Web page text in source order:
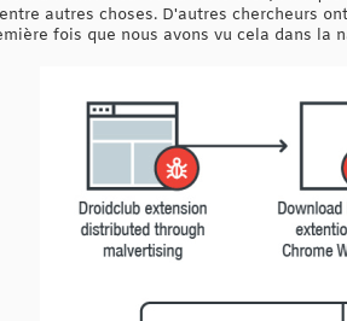
autres choses. D'autres chercheurs
fois que nous avons vu cela dans la